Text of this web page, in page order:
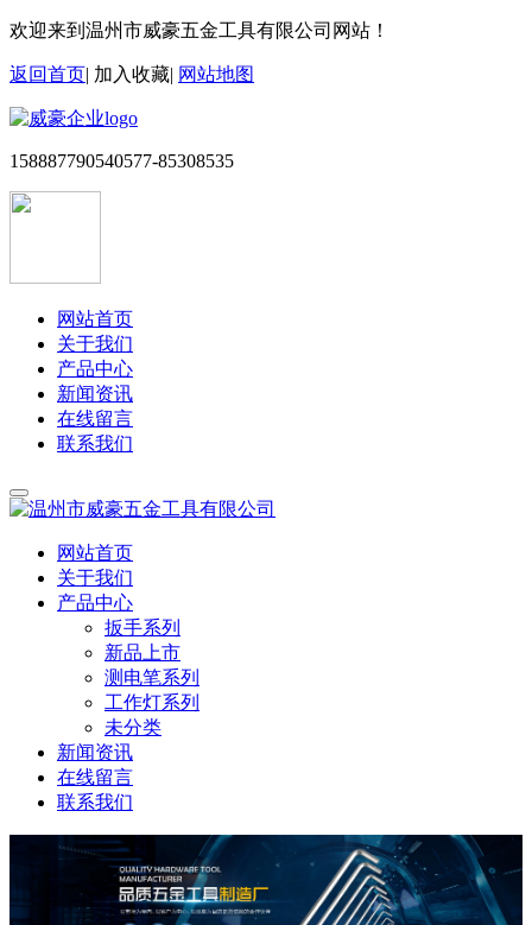
欢迎来到温州市威豪五金工具有限公司网站！
返回首页| 加入收藏| 网站地图
158887790540577-85308535
网站首页
关于我们
产品中心
新闻资讯
在线留言
联系我们
网站首页
关于我们
产品中心
扳手系列
新品上市
测电笔系列
工作灯系列
未分类
新闻资讯
在线留言
联系我们